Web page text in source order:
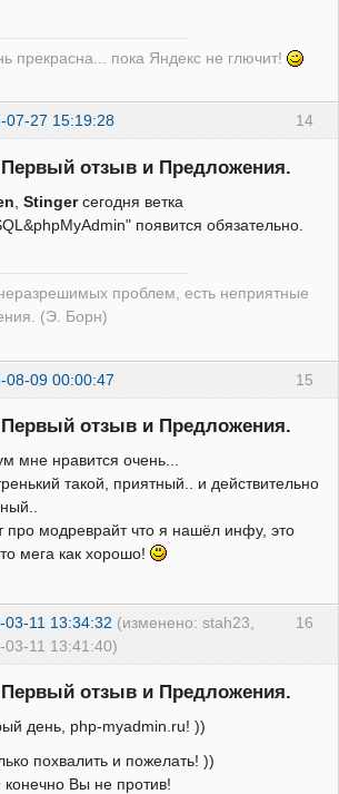
прекрасна... пока Яндекс не глючит!
14
07-27 15:19:28
Первый отзыв и Предложения.
Stingerсегодня ветка
появится обязательно.
проблем, есть неприятные
(Э. Борн)
15
08-09 00:00:47
Первый отзыв и Предложения.
мне нравится очень...
такой, приятный.. и действительно
про модреврайт что я нашёл инфу, это
мега как хорошо!
16
03-11 13:34:32 (изменено: stah23,
03-11 13:41:40)
Первый отзыв и Предложения.
день, php-myadmin.ru! ))
похвалить и пожелать! ))
конечно Вы не против!